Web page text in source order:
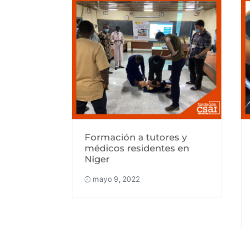
Formación a tutores y
médicos residentes en
Níger
mayo 9, 2022